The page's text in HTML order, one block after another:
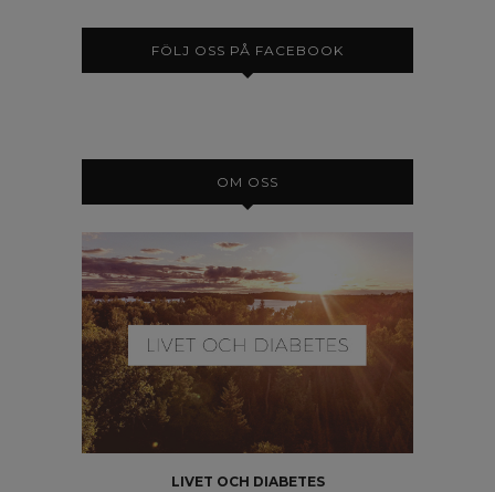
FÖLJ OSS PÅ FACEBOOK
OM OSS
LIVET OCH DIABETES